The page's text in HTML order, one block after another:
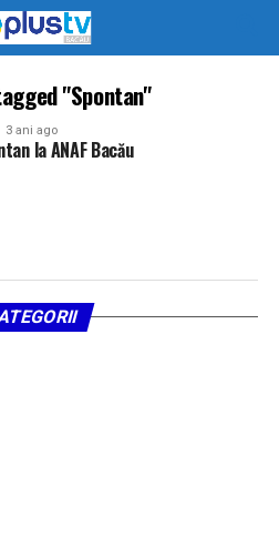
"Spontan"
3 ani ago
la ANAF Bacău